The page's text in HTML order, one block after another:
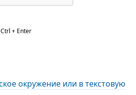
Ctrl + Enter
окружение или в текстовую